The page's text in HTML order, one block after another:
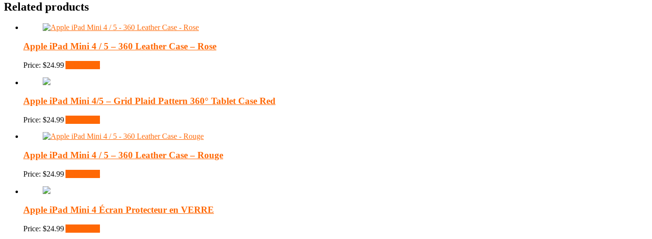
Related products
Apple iPad Mini 4 / 5 – 360 Leather Case – Rose
Price: $24.99
Apple iPad Mini 4/5 – Grid Plaid Pattern 360° Tablet Case Red
Price: $24.99
Apple iPad Mini 4 / 5 – 360 Leather Case – Rouge
Price: $24.99
Apple iPad Mini 4 Écran Protecteur en VERRE
Price: $24.99